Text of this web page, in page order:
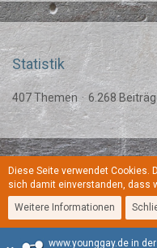
Statistik
407 Themen 6.268
Regeln
www.younggay.de in
Diese Seite verwendet Cookies.
sich damit einverstanden, dass
Weitere Informationen